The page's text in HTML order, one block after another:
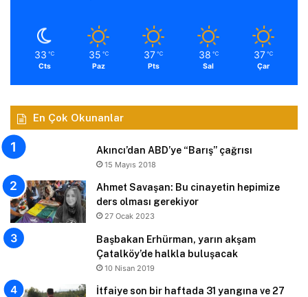
33 ℃
Cts
35 ℃
Paz
37 ℃
Pts
38 ℃
Sal
37 ℃
Çar
En Çok Okunanlar
Akıncı’dan ABD’ye “Barış” çağrısı
15 Mayıs 2018
Ahmet Savaşan: Bu cinayetin hepimize
ders olması gerekiyor
27 Ocak 2023
Başbakan Erhürman, yarın akşam
Çatalköy’de halkla buluşacak
10 Nisan 2019
İtfaiye son bir haftada 31 yangına ve 27